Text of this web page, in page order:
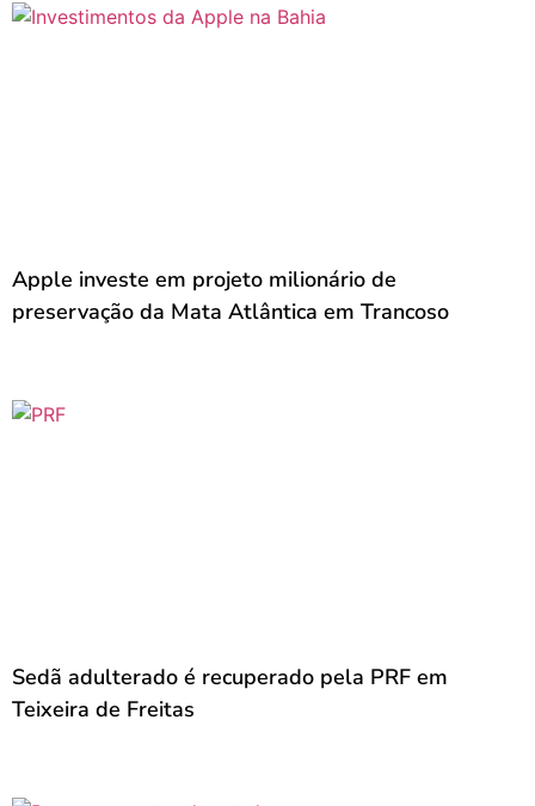
Apple investe em projeto milionário de
preservação da Mata Atlântica em Trancoso
Sedã adulterado é recuperado pela PRF em
Teixeira de Freitas